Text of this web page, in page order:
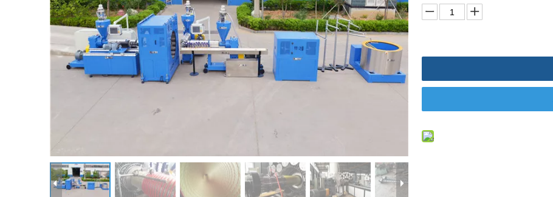
Grânulo composto e máquina de reciclagem
Extrusão de tapete de almofada de plástico